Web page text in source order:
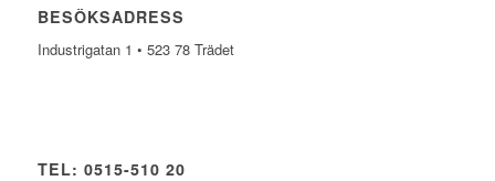
BESÖKSADRESS
Industrigatan 1 • 523 78 Trädet
TEL: 0515-510 20